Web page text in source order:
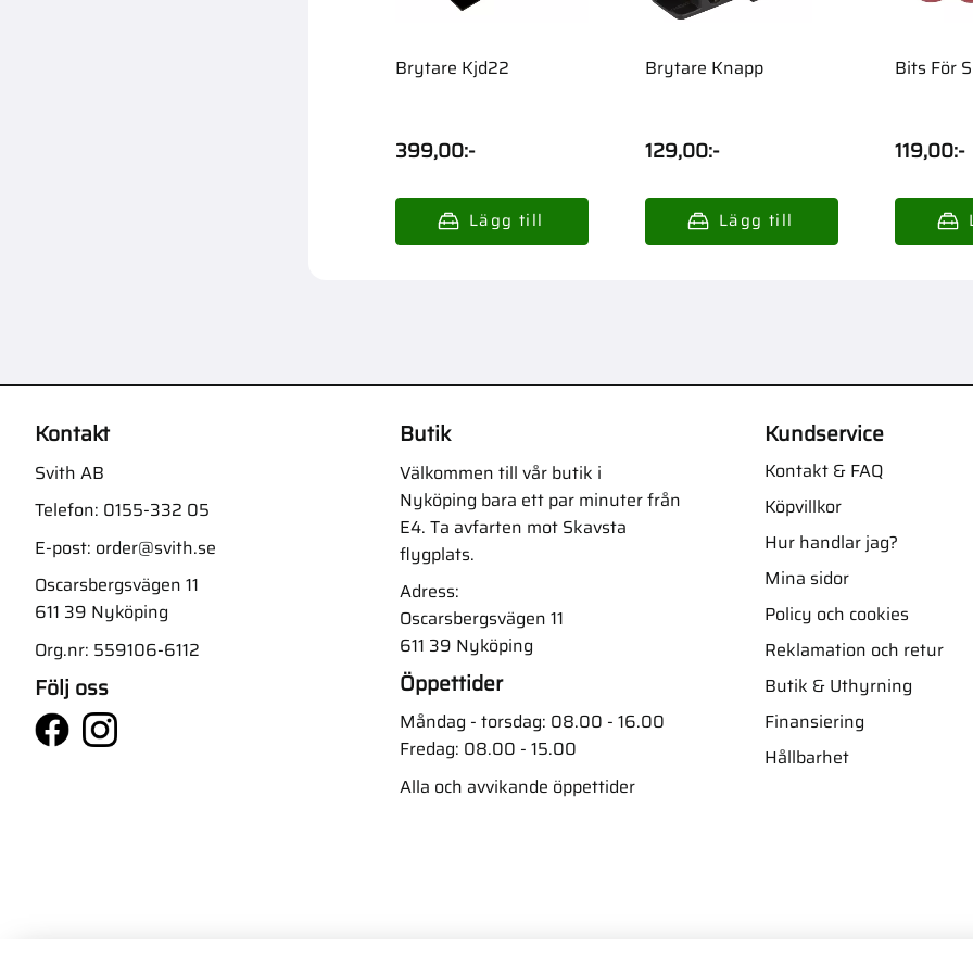
Brytare Kjd22
399,00:-
Brytare Knapp
129,00:-
Bits För
119,00:-
Kontakt
Svith AB
Telefon: 0155-332 05
E-post: order@svith.se
Oscarsbergsvägen 11
611 39 Nyköping
Org.nr: 559106-6112
Följ oss
Butik
Välkommen till vår butik i
Nyköping bara ett par minuter från
E4. Ta avfarten mot Skavsta
flygplats.
Adress:
Oscarsbergsvägen 11
611 39 Nyköping
Öppettider
Måndag - torsdag: 08.00 - 16.00
Fredag: 08.00 - 15.00
Alla och avvikande öppettider
Kundservice
Kontakt & FAQ
Köpvillkor
Hur handlar jag?
Mina sidor
Policy och cookies
Reklamation och retur
Butik & Uthyrning
Finansiering
Hållbarhet